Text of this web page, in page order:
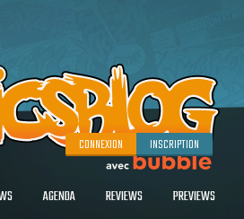
CONNEXION INSCRIPTION
AGENDA REVIEWS PREVIEWS